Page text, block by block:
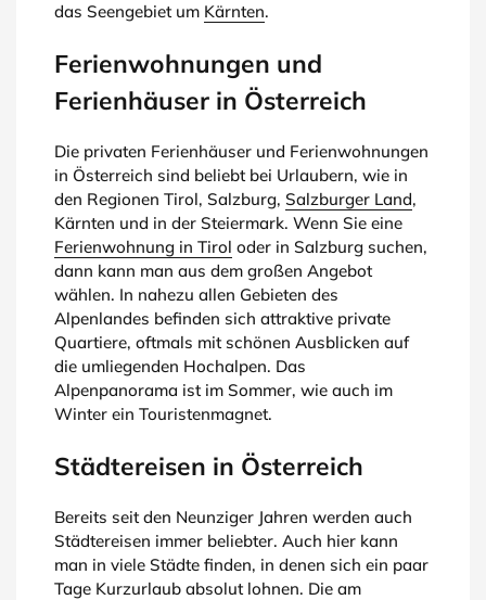
das Seengebiet um Kärnten.
Ferienwohnungen und
Ferienhäuser in Österreich
Die privaten Ferienhäuser und Ferienwohnungen
in Österreich sind beliebt bei Urlaubern, wie in
den Regionen Tirol, Salzburg, Salzburger Land,
Kärnten und in der Steiermark. Wenn Sie eine
Ferienwohnung in Tirol oder in Salzburg suchen,
dann kann man aus dem großen Angebot
wählen. In nahezu allen Gebieten des
Alpenlandes befinden sich attraktive private
Quartiere, oftmals mit schönen Ausblicken auf
die umliegenden Hochalpen. Das
Alpenpanorama ist im Sommer, wie auch im
Winter ein Touristenmagnet.
Städtereisen in Österreich
Bereits seit den Neunziger Jahren werden auch
Städtereisen immer beliebter. Auch hier kann
man in viele Städte finden, in denen sich ein paar
Tage Kurzurlaub absolut lohnen. Die am